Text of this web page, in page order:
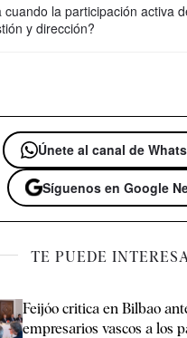
cuando la participación activa
y dirección?
Únete al canal de
Síguenos en Google
TE PUEDE
Feijóo critica en Bilbao
empresarios vascos a los